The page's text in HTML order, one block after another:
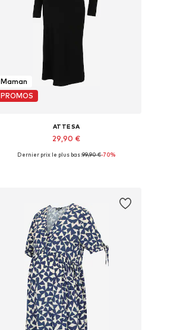
Maman
PROMOS
ATTESA
29,90 €
Tailles disponibles: XS, S, M, L
Dernier prix le plus bas :99,90 €-70%